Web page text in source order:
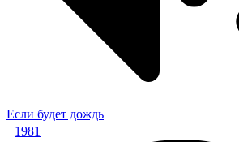
Если будет дождь
1981